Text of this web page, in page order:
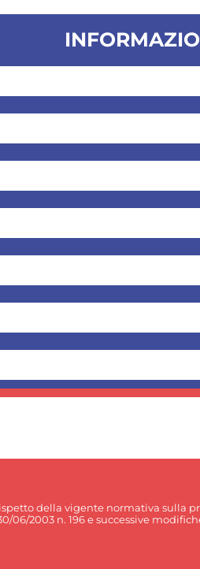
della vigente normativa sulla
06/2003 n. 196 e successive